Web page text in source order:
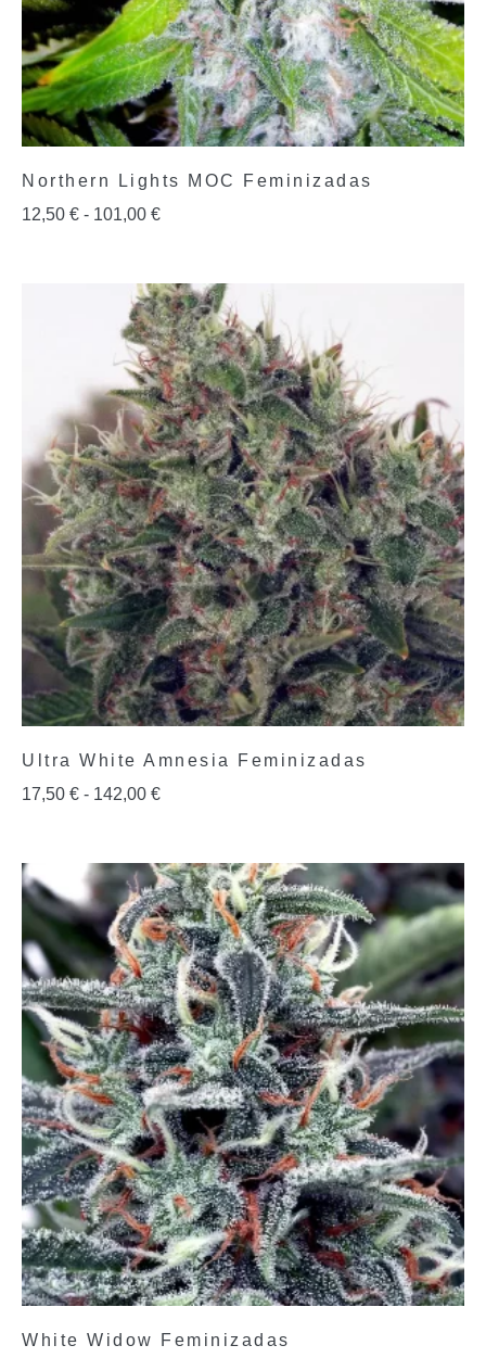
Northern Lights MOC Feminizadas
12,50 € - 101,00 €
Ultra White Amnesia Feminizadas
17,50 € - 142,00 €
White Widow Feminizadas